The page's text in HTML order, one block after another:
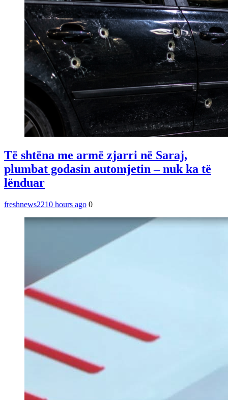
Të shtëna me armë zjarri në Saraj,
plumbat godasin automjetin – nuk ka të
lënduar
freshnews2210 hours ago 0